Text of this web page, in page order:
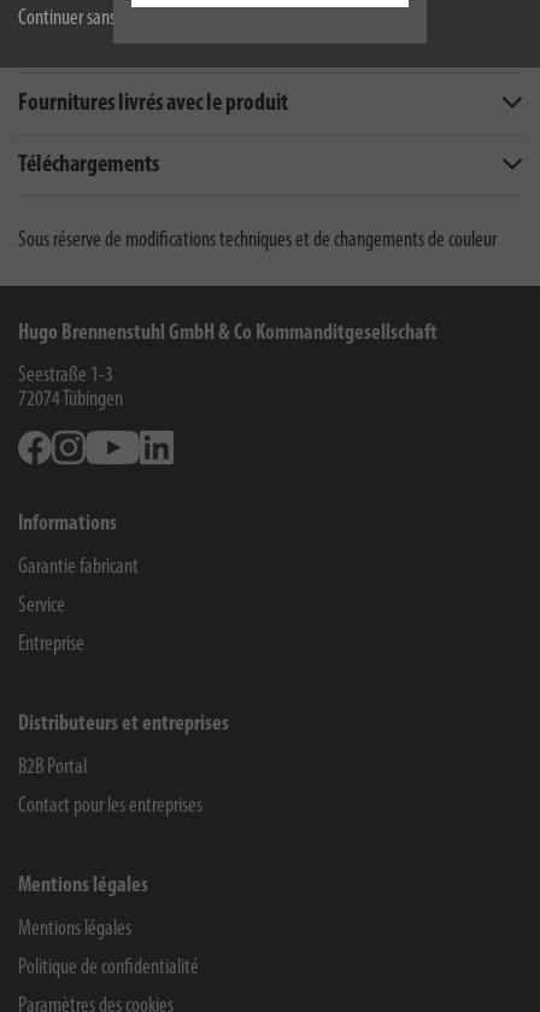
Continuer sans accepter
Fournitures livrés avec le produit
Téléchargements
Sous réserve de modifications techniques et de changements de couleur
Hugo Brennenstuhl GmbH & Co Kommanditgesellschaft
Seestraße 1-3
72074 Tübingen
FacebookInstagramYoutube
Informations
Garantie fabricant
Service
Entreprise
Distributeurs et entreprises
B2B Portal
Contact pour les entreprises
Mentions légales
Mentions légales
Politique de confidentialité
Paramètres des cookies